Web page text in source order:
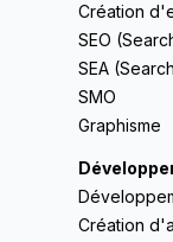
Création
SEO
SEA
SMO
Graphisme
Création